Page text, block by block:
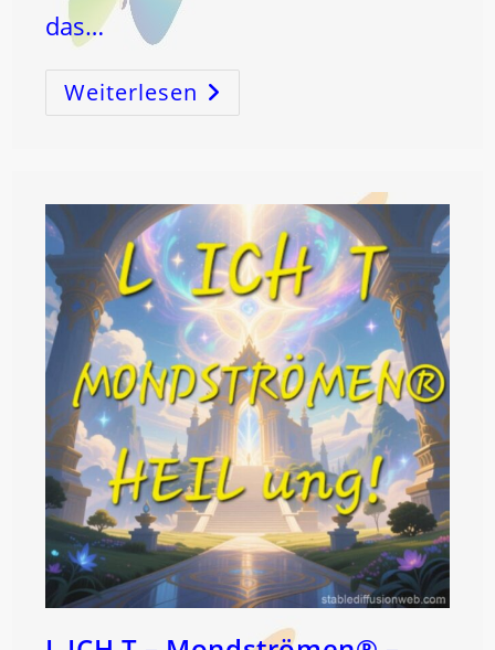
das…
Weiterlesen BEWUSSTSEIN
Durch
ENTFALTUNG!